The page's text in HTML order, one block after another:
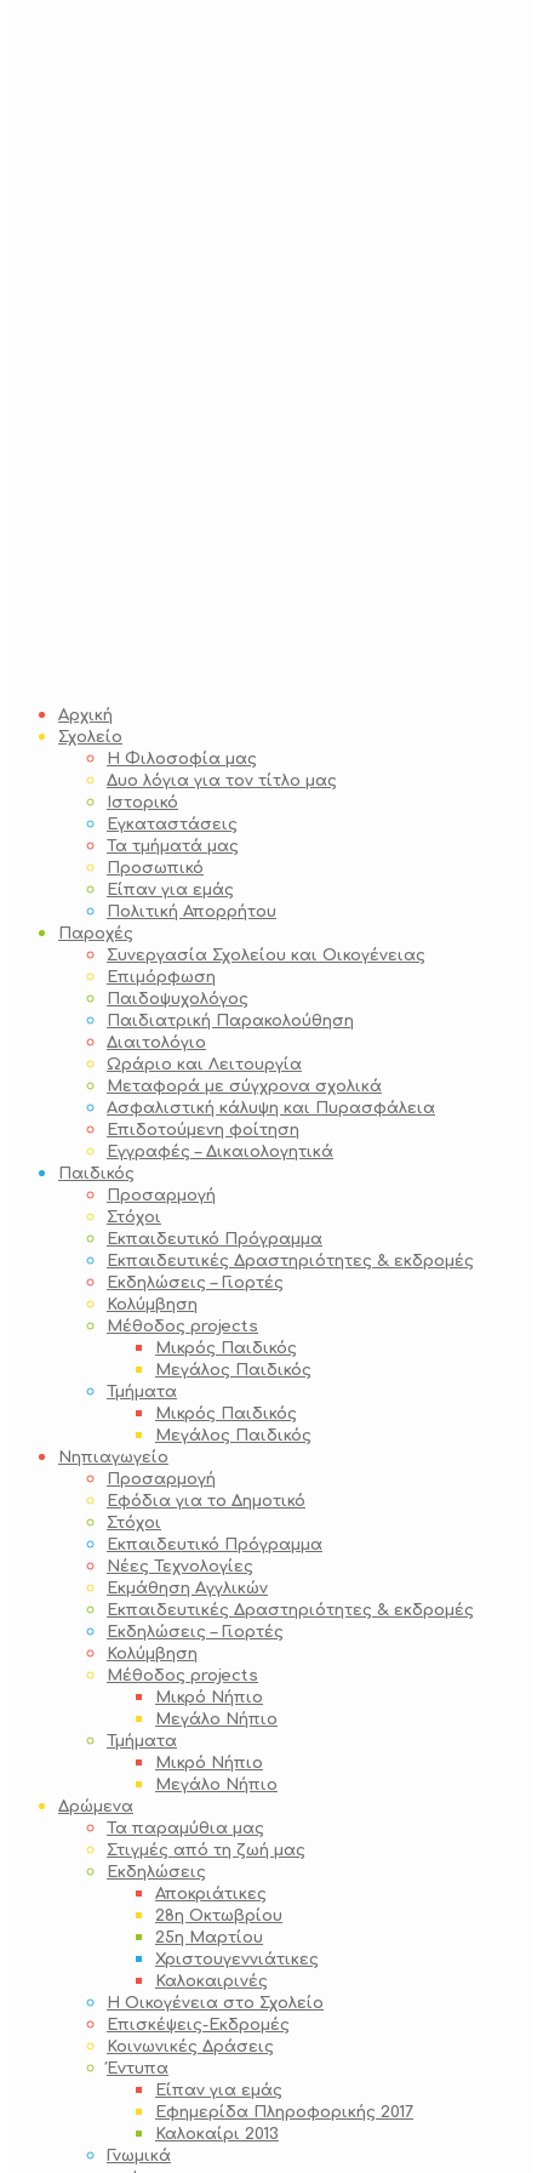
Αρχική
Σχολείο
Η Φιλοσοφία μας
Δυο λόγια για τον τίτλο μας
Ιστορικό
Εγκαταστάσεις
Τα τμήματά μας
Προσωπικό
Είπαν για εμάς
Πολιτική Απορρήτου
Παροχές
Συνεργασία Σχολείου και Οικογένειας
Επιμόρφωση
Παιδοψυχολόγος
Παιδιατρική Παρακολούθηση
Διαιτολόγιο
Ωράριο και Λειτουργία
Μεταφορά με σύγχρονα σχολικά
Ασφαλιστική κάλυψη και Πυρασφάλεια
Επιδοτούμενη φοίτηση
Εγγραφές – Δικαιολογητικά
Παιδικός
Προσαρμογή
Στόχοι
Εκπαιδευτικό Πρόγραμμα
Εκπαιδευτικές Δραστηριότητες & εκδρομές
Εκδηλώσεις – Γιορτές
Κολύμβηση
Μέθοδος projects
Μικρός Παιδικός
Μεγάλος Παιδικός
Τμήματα
Μικρός Παιδικός
Μεγάλος Παιδικός
Νηπιαγωγείο
Προσαρμογή
Εφόδια για το Δημοτικό
Στόχοι
Εκπαιδευτικό Πρόγραμμα
Νέες Τεχνολογίες
Εκμάθηση Αγγλικών
Εκπαιδευτικές Δραστηριότητες & εκδρομές
Εκδηλώσεις – Γιορτές
Κολύμβηση
Μέθοδος projects
Μικρό Νήπιο
Μεγάλο Νήπιο
Τμήματα
Μικρό Νήπιο
Μεγάλο Νήπιο
Δρώμενα
Τα παραμύθια μας
Στιγμές από τη ζωή μας
Εκδηλώσεις
Αποκριάτικες
28η Οκτωβρίου
25η Μαρτίου
Χριστουγεννιάτικες
Καλοκαιρινές
Η Οικογένεια στο Σχολείο
Επισκέψεις-Εκδρομές
Κοινωνικές Δράσεις
Έντυπα
Είπαν για εμάς
Εφημερίδα Πληροφορικής 2017
Καλοκαίρι 2013
Γνωμικά